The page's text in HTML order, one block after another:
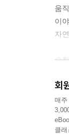
움
이
자
수
이
만
자
동
회
매주
클